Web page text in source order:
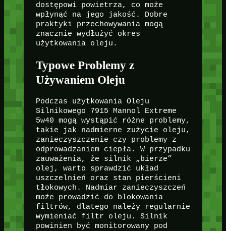
dostępowi powietrza, co może
wpłynąć na jego jakość. Dobre
praktyki przechowywania mogą
znacznie wydłużyć okres
użytkowania oleju.
Typowe Problemy z
Używaniem Oleju
Podczas użytkowania Oleju
Silnikowego 7915 Mannol Extreme
5w40 mogą wystąpić różne problemy,
takie jak nadmierne zużycie oleju,
zanieczyszczenie czy problemy z
odprowadzaniem ciepła. W przypadku
zauważenia, że silnik „bierze”
olej, warto sprawdzić układ
uszczelnień oraz stan pierścieni
tłokowych. Nadmiar zanieczyszczeń
może prowadzić do blokowania
filtrów, dlatego należy regularnie
wymieniać filtr oleju. Silnik
powinien być monitorowany pod